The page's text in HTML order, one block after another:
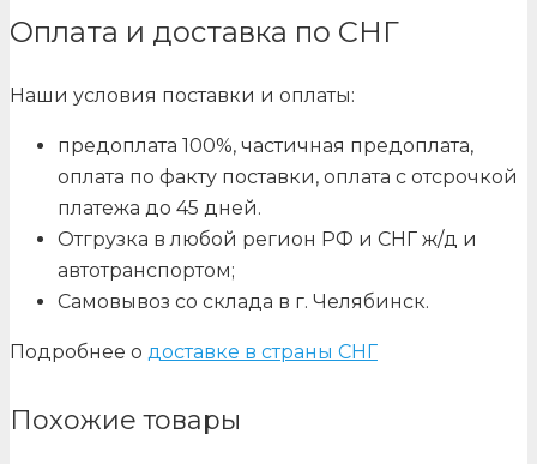
Оплата и доставка по СНГ
Наши условия поставки и оплаты:
предоплата 100%, частичная предоплата,
оплата по факту поставки, оплата с отсрочкой
платежа до 45 дней.
Отгрузка в любой регион РФ и СНГ ж/д и
автотранспортом;
Самовывоз со склада в г. Челябинск.
Подробнее о доставке в страны СНГ
Похожие товары